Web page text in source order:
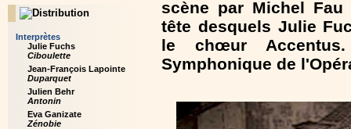
Interprètes
Julie Fuchs
Ciboulette
Jean-François Lapointe
Duparquet
Julien Behr
Antonin
Eva Ganizate
Zénobie
scène par Michel
tête desquels Julie
le chœur Accentus.
Symphonique de